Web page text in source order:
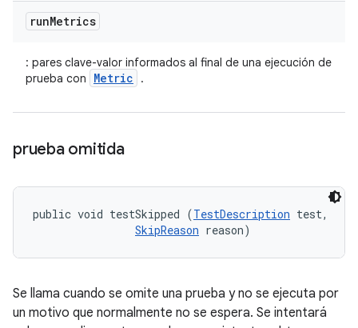
runMetrics
: pares clave-valor informados al final de una ejecución de
prueba con
Metric .
prueba omitida
public void testSkipped (TestDescription test,
SkipReason reason)
Se llama cuando se omite una prueba y no se ejecuta por
un motivo que normalmente no se espera. Se intentará